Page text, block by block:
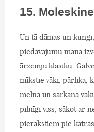
15.
Un tā dāmas un
piedāvājumu mana
ārzemju klasiku.
mīkstie vāki, pārlika,
melnā un sarkanā
pilnīgi viss, sākot ar
pierakstiem pie